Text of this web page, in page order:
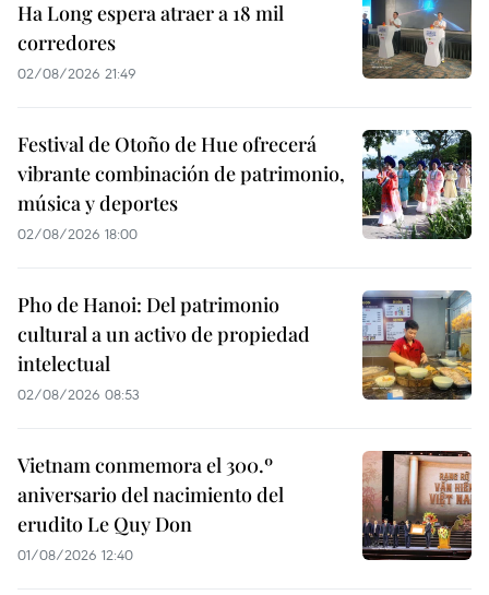
Ha Long espera atraer a 18 mil
corredores
02/08/2026 21:49
Festival de Otoño de Hue ofrecerá
vibrante combinación de patrimonio,
música y deportes
02/08/2026 18:00
Pho de Hanoi: Del patrimonio
cultural a un activo de propiedad
intelectual
02/08/2026 08:53
Vietnam conmemora el 300.º
aniversario del nacimiento del
erudito Le Quy Don
01/08/2026 12:40